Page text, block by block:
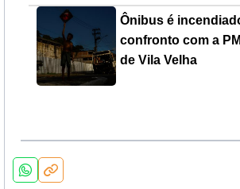
Ônibus é
confronto com a
de Vila Velha